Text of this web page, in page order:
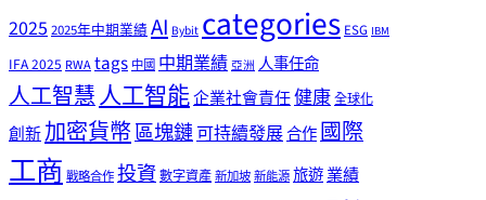
2025 2025年中期業績AI Bybitcategories ESG IBM
IFA 2025 RWAtags 中國 中期業績 亞洲 人事任命
人工智慧人工智能企業社會責任健康全球化
創新加密貨幣區塊鏈可持續發展合作國際
工商 戰略合作投資數字資產新加坡新能源旅遊業績